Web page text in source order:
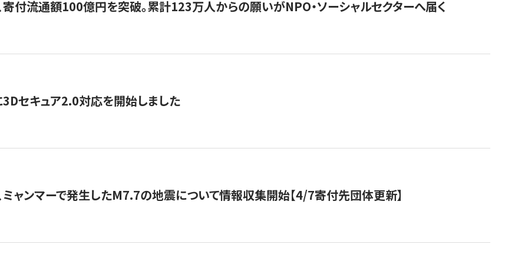
寄付流通額100億円を突破。累計123万人からの願いがNPO・ソーシャルセクターへ届く
セキュア2.0対応を開始しました
ミャンマーで発生したM7.7の地震について情報収集開始【4/7寄付先団体更新】